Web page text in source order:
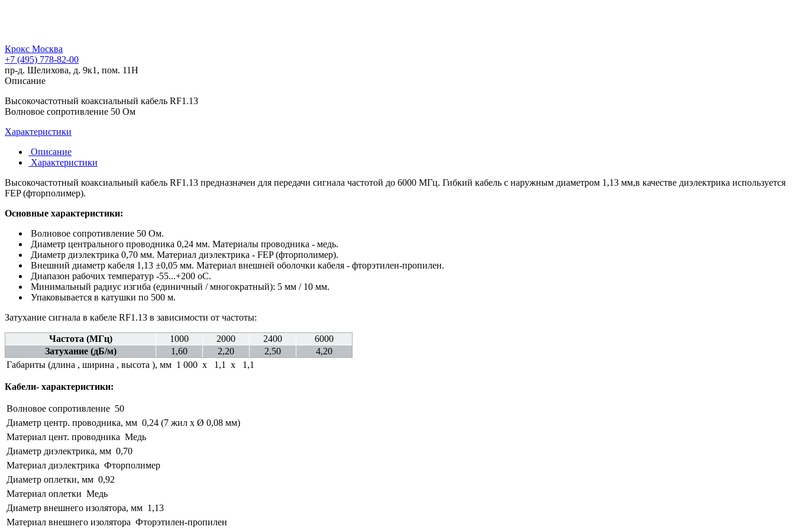
Крокс Москва
+7 (495) 778-82-00
пр-д. Шелихова, д. 9к1, пом. 11Н
Описание
Высокочастотный коаксиальный кабель RF1.13
Волновое сопротивление 50 Ом
Характеристики
Описание
Характеристики
Высокочастотный коаксиальный кабель RF1.13 предназначен для передачи сигнала частотой до 6000 МГц. Гибкий кабель с наружным диаметром 1,13 мм,в качестве диэлектрика используется
FEP (фторполимер).
Основные характеристики:
Волновое сопротивление 50 Ом.
Диаметр центрального проводника 0,24 мм. Материалы проводника - медь.
Диаметр диэлектрика 0,70 мм. Материал диэлектрика - FEP (фторполимер).
Внешний диаметр кабеля 1,13 ±0,05 мм. Материал внешней оболочки кабеля - фторэтилен-пропилен.
Диапазон рабочих температур -55...+200 оС.
Минимальный радиус изгиба (единичный / многократный): 5 мм / 10 мм.
Упаковывается в катушки по 500 м.
Затухание сигнала в кабеле RF1.13 в зависимости от частоты:
Частота (МГц) 1000 2000 2400
6000
Затухание (дБ/м)
1,60 2,20 2,50
4,20
Габариты (длина , ширина , высота ), мм 1 000 x 1,1 x 1,1
Кабели- характеристики:
Волновое сопротивление 50
Диаметр центр. проводника, мм 0,24 (7 жил x Ø 0,08 мм)
Материал цент. проводника Медь
Диаметр диэлектрика, мм 0,70
Материал диэлектрика Фторполимер
Диаметр оплетки, мм 0,92
Материал оплетки Медь
Диаметр внешнего изолятора, мм 1,13
Материал внешнего изолятора Фторэтилен-пропилен